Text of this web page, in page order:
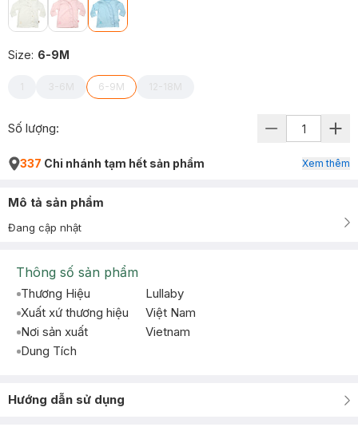
Size: 6-9M
3-6M 6-9M 12-18M
Số lượng:
337 Chi nhánh tạm hết sản phẩm Xem thêm
Mô tả sản phẩm
Đang cập nhật
Thông số sản phẩm
Thương Hiệu
Lullaby
Xuất xứ thương hiệu
Việt Nam
Nơi sản xuất
Vietnam
Dung Tích
Hướng dẫn sử dụng